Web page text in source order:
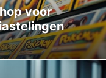
voor